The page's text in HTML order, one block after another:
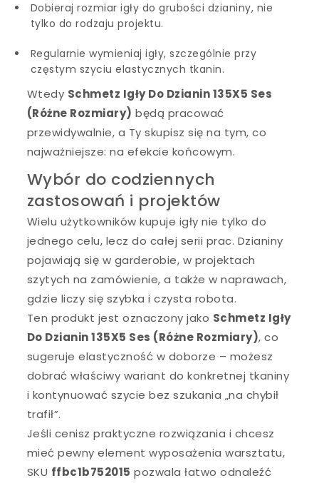
Dobieraj rozmiar igły do grubości dzianiny, nie
tylko do rodzaju projektu.
Regularnie wymieniaj igły, szczególnie przy
częstym szyciu elastycznych tkanin.
Wtedy Schmetz Igły Do Dzianin 135X5 Ses
(Różne Rozmiary) będą pracować
przewidywalnie, a Ty skupisz się na tym, co
najważniejsze: na efekcie końcowym.
Wybór do codziennych
zastosowań i projektów
Wielu użytkowników kupuje igły nie tylko do
jednego celu, lecz do całej serii prac. Dzianiny
pojawiają się w garderobie, w projektach
szytych na zamówienie, a także w naprawach,
gdzie liczy się szybka i czysta robota.
Ten produkt jest oznaczony jako Schmetz Igły
Do Dzianin 135X5 Ses (Różne Rozmiary), co
sugeruje elastyczność w doborze – możesz
dobrać właściwy wariant do konkretnej tkaniny
i kontynuować szycie bez szukania „na chybił
trafił”.
Jeśli cenisz praktyczne rozwiązania i chcesz
mieć pewny element wyposażenia warsztatu,
SKU ffbc1b752015 pozwala łatwo odnaleźć